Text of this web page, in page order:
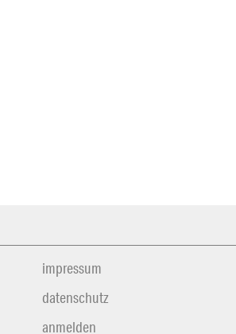
impressum
datenschutz
anmelden